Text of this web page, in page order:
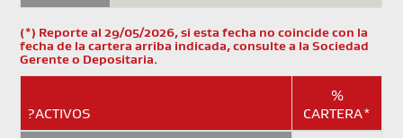
(*) Reporte al 29/05/2026, si esta fecha no coincide con la
fecha de la cartera arriba indicada, consulte a la Sociedad
Gerente o Depositaria.
?ACTIVOS
%
CARTERA*